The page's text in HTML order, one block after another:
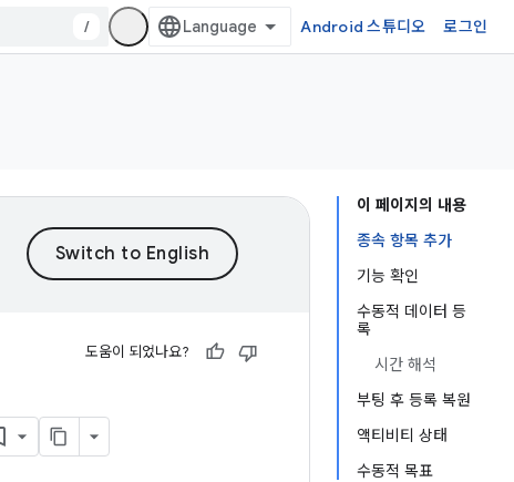
/ Android 스튜디오 로그인
이 페이지의 내용
종속 항목 추가
기능 확인
수동적 데이터 등
록
시간 해석
부팅 후 등록 복원
액티비티 상태
수동적 목표
도움이 되었나요?